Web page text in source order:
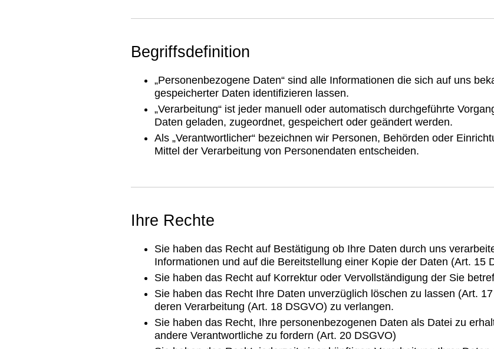
Begriffsdefinition
„Personenbezogene Daten“ sind alle Informationen die sich auf uns
gespeicherter Daten identifizieren lassen.
„Verarbeitung“ ist jeder manuell oder automatisch durchgeführte
Daten geladen, zugeordnet, gespeichert oder geändert werden.
Als „Verantwortlicher“ bezeichnen wir Personen, Behörden oder
Mittel der Verarbeitung von Personendaten entscheiden.
Ihre Rechte
Sie haben das Recht auf Bestätigung ob Ihre Daten durch uns
Informationen und auf die Bereitstellung einer Kopie der Daten (Art. 15
Sie haben das Recht auf Korrektur oder Vervollständigung der Sie
Sie haben das Recht Ihre Daten unverzüglich löschen zu lassen (Art.
deren Verarbeitung (Art. 18 DSGVO) zu verlangen.
Sie haben das Recht, Ihre personenbezogenen Daten als Datei zu
andere Verantwortliche zu fordern (Art. 20 DSGVO)